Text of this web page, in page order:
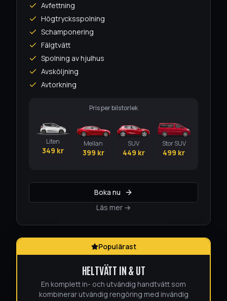
Avfettning
Högtrycksspolning
Schamponering
Fälgtvätt
Spolning av hjulhus
Avsköljning
Avtorkning
Pris per bilstorlek
Liten
349 kr
Mellan
399 kr
SUV
449 kr
Stor SUV
499 kr
Boka nu
Läs mer →
Populärast
HELTVÄTT IN & UT
En komplett in- och utvändig handtvätt som
kombinerar utvändig rengöring med invändig